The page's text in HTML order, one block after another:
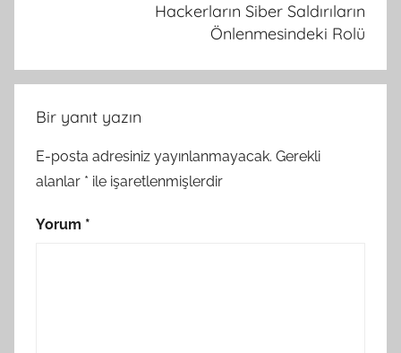
Hackerların Siber Saldırıların
Önlenmesindeki Rolü
Bir yanıt yazın
E-posta adresiniz yayınlanmayacak. Gerekli
alanlar * ile işaretlenmişlerdir
Yorum *